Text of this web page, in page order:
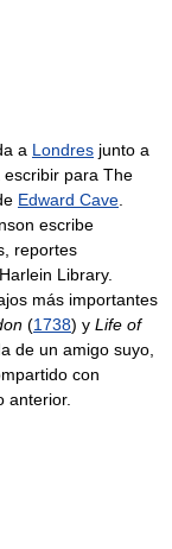
a Londres junto a
escribir para The
Edward Cave
escribe
reportes
Library.
más importantes
(1738) y Life of
de un amigo suyo,
con
anterior.